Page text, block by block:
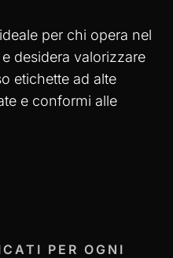
per chi opera nel
desidera valorizzare
etichette ad alte
e conformi alle
PER OGNI